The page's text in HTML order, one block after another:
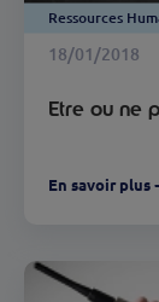
Ressources
18/01/2018
Etre ou ne
En savoir plus